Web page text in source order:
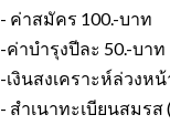
- ค่าสมัคร 100.-บาท
-ค่าบำรุงปีละ 50.-บาท
-เงินสงเคราะห์ล่วงห
- สำเนาทะเบียนสมร